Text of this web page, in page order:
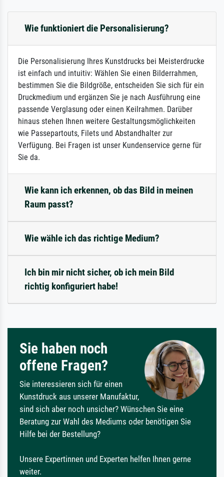
Wie funktioniert die Personalisierung?
Die Personalisierung Ihres Kunstdrucks bei Meisterdrucke
ist einfach und intuitiv: Wählen Sie einen Bilderrahmen,
bestimmen Sie die Bildgröße, entscheiden Sie sich für ein
Druckmedium und ergänzen Sie je nach Ausführung eine
passende Verglasung oder einen Keilrahmen. Darüber
hinaus stehen Ihnen weitere Gestaltungsmöglichkeiten
wie Passepartouts, Filets und Abstandhalter zur
Verfügung. Bei Fragen ist unser Kundenservice gerne für
Sie da.
Wie kann ich erkennen, ob das Bild in meinen
Raum passt?
Wie wähle ich das richtige Medium?
Ich bin mir nicht sicher, ob ich mein Bild
richtig konfiguriert habe!
Sie haben noch
offene Fragen?
Sie interessieren sich für einen
Kunstdruck aus unserer Manufaktur,
sind sich aber noch unsicher? Wünschen Sie eine
Beratung zur Wahl des Mediums oder benötigen Sie
Hilfe bei der Bestellung?
Unsere Expertinnen und Experten helfen Ihnen gerne
weiter.